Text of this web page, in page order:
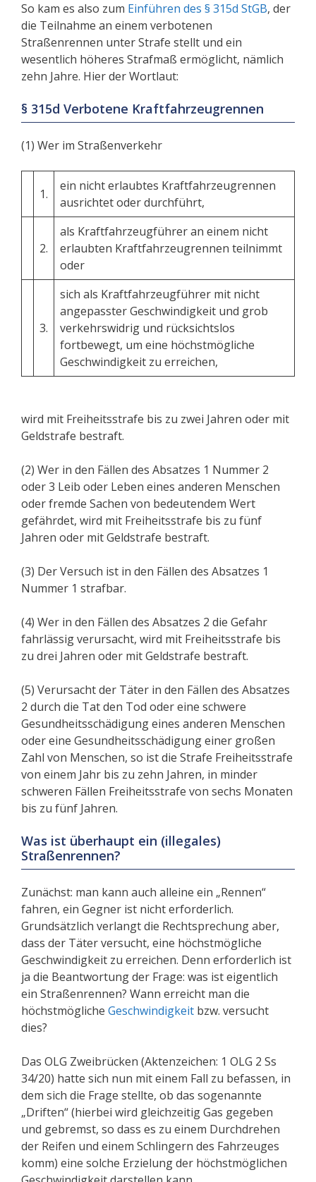
So kam es also zum Einführen des § 315d StGB, der
die Teilnahme an einem verbotenen
Straßenrennen unter Strafe stellt und ein
wesentlich höheres Strafmaß ermöglicht, nämlich
zehn Jahre. Hier der Wortlaut:
§ 315d Verbotene Kraftfahrzeugrennen
(1) Wer im Straßenverkehr
1.
ein nicht erlaubtes Kraftfahrzeugrennen
ausrichtet oder durchführt,
2.
als Kraftfahrzeugführer an einem nicht
erlaubten Kraftfahrzeugrennen teilnimmt
oder
3.
sich als Kraftfahrzeugführer mit nicht
angepasster Geschwindigkeit und grob
verkehrswidrig und rücksichtslos
fortbewegt, um eine höchstmögliche
Geschwindigkeit zu erreichen,
wird mit Freiheitsstrafe bis zu zwei Jahren oder mit
Geldstrafe bestraft.
(2) Wer in den Fällen des Absatzes 1 Nummer 2
oder 3 Leib oder Leben eines anderen Menschen
oder fremde Sachen von bedeutendem Wert
gefährdet, wird mit Freiheitsstrafe bis zu fünf
Jahren oder mit Geldstrafe bestraft.
(3) Der Versuch ist in den Fällen des Absatzes 1
Nummer 1 strafbar.
(4) Wer in den Fällen des Absatzes 2 die Gefahr
fahrlässig verursacht, wird mit Freiheitsstrafe bis
zu drei Jahren oder mit Geldstrafe bestraft.
(5) Verursacht der Täter in den Fällen des Absatzes
2 durch die Tat den Tod oder eine schwere
Gesundheitsschädigung eines anderen Menschen
oder eine Gesundheitsschädigung einer großen
Zahl von Menschen, so ist die Strafe Freiheitsstrafe
von einem Jahr bis zu zehn Jahren, in minder
schweren Fällen Freiheitsstrafe von sechs Monaten
bis zu fünf Jahren.
Was ist überhaupt ein (illegales)
Straßenrennen?
Zunächst: man kann auch alleine ein „Rennen“
fahren, ein Gegner ist nicht erforderlich.
Grundsätzlich verlangt die Rechtsprechung aber,
dass der Täter versucht, eine höchstmögliche
Geschwindigkeit zu erreichen. Denn erforderlich ist
ja die Beantwortung der Frage: was ist eigentlich
ein Straßenrennen? Wann erreicht man die
höchstmögliche Geschwindigkeit bzw. versucht
dies?
Das OLG Zweibrücken (Aktenzeichen: 1 OLG 2 Ss
34/20) hatte sich nun mit einem Fall zu befassen, in
dem sich die Frage stellte, ob das sogenannte
„Driften“ (hierbei wird gleichzeitig Gas gegeben
und gebremst, so dass es zu einem Durchdrehen
der Reifen und einem Schlingern des Fahrzeuges
komm) eine solche Erzielung der höchstmöglichen